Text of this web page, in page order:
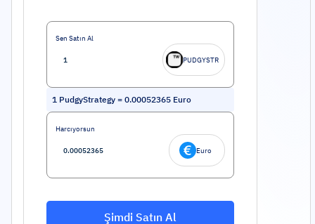
Sen Satın Al
PUDGYSTR
1 PudgyStrategy = 0.00052365 Euro
Harcıyorsun
Euro
Şimdi Satın Al